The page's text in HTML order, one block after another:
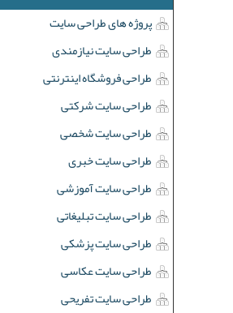
پروژه های طراحی سایت
طراحی سایت نیازمندی
طراحی فروشگاه اینترنتی
طراحی سایت شرکتی
طراحی سایت شخصی
طراحی سایت خبری
طراحی سایت آموزشی
طراحی سایت تبلیغاتی
طراحی سایت پزشکی
طراحی سایت عکاسی
طراحی سایت تفریحی